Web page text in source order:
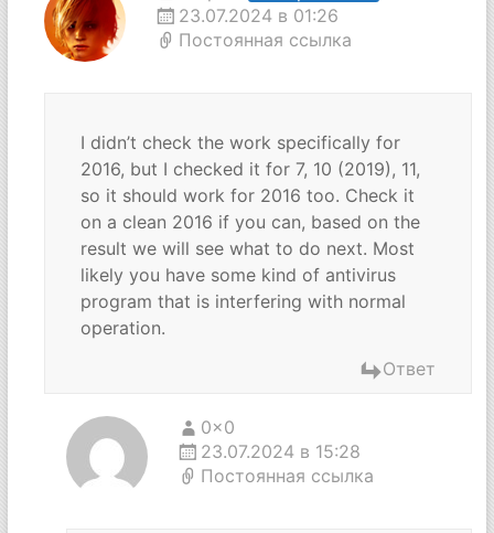
23.07.2024 в 01:26
Постоянная ссылка
I didn’t check the work specifically for
2016, but I checked it for 7, 10 (2019), 11,
so it should work for 2016 too. Check it
on a clean 2016 if you can, based on the
result we will see what to do next. Most
likely you have some kind of antivirus
program that is interfering with normal
operation.
Ответ
0x0
23.07.2024 в 15:28
Постоянная ссылка